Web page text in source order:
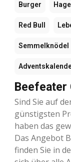
Burger Hagel
Red Bull
Semmelknödel
Beefeater
Sind Sie auf
günstigsten
haben das
Das Angebot
finden Sie in